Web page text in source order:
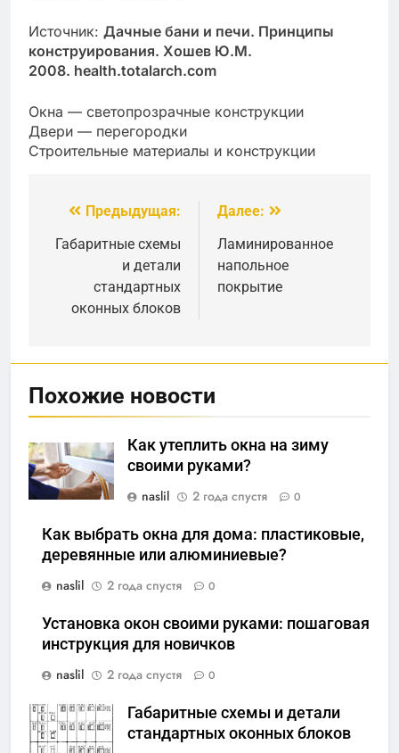
Источник: Дачные бани и печи. Принципы
конструирования. Хошев Ю.М.
2008. health.totalarch.com
Окна — светопрозрачные конструкции
Двери — перегородки
Строительные материалы и конструкции
Навигация
по
записям
Предыдущая:
Габаритные схемы
и детали
стандартных
оконных блоков
Далее:
Ламинированное
напольное
покрытие
Похожие новости
Как утеплить окна на зиму
своими руками?
naslil
2 года спустя 0
Как выбрать окна для дома: пластиковые,
деревянные или алюминиевые?
naslil
2 года спустя 0
Установка окон своими руками: пошаговая
инструкция для новичков
naslil
2 года спустя 0
Габаритные схемы и детали
стандартных оконных блоков